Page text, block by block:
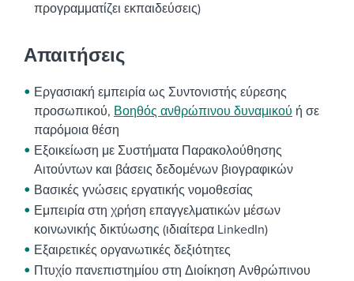
προγραμματίζει εκπαιδεύσεις)
Απαιτήσεις
Εργασιακή εμπειρία ως Συντονιστής εύρεσης
προσωπικού, Βοηθός ανθρώπινου δυναμικού ή σε
παρόμοια θέση
Εξοικείωση με Συστήματα Παρακολούθησης
Αιτούντων και βάσεις δεδομένων βιογραφικών
Βασικές γνώσεις εργατικής νομοθεσίας
Εμπειρία στη χρήση επαγγελματικών μέσων
κοινωνικής δικτύωσης (ιδιαίτερα LinkedIn)
Εξαιρετικές οργανωτικές δεξιότητες
Πτυχίο πανεπιστημίου στη Διοίκηση Ανθρώπινου